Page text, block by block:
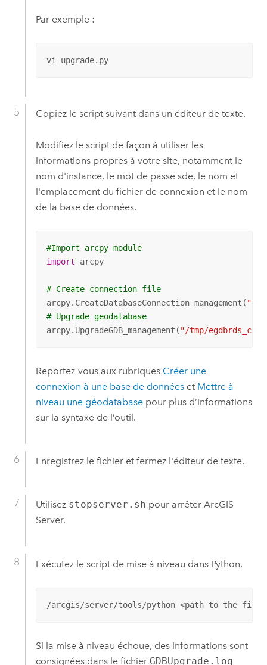
Par exemple :
vi upgrade.py
Copiez le script suivant dans un éditeur de texte.
Modifiez le script de façon à utiliser les
informations propres à votre site, notamment le
nom d'instance, le mot de passe sde, le nom et
l'emplacement du fichier de connexion et le nom
de la base de données.
#Import arcpy module
import arcpy
# Create connection file
arcpy.CreateDatabaseConnection_management( "/
# Upgrade geodatabase
arcpy.UpgradeGDB_management( "/tmp/
Reportez-vous aux rubriques Créer une
connexion à une base de donnéeset Mettre à
niveau une géodatabasepour plus d’informations
sur la syntaxe de l’outil.
Enregistrez le fichier et fermez l'éditeur de texte.
Utilisez stopserver.sh pour arrêter ArcGIS
Server.
Exécutez le script de mise à niveau dans Python.
/arcgis/server/tools/python <path to the file>/
Si la mise à niveau échoue, des informations sont
consignées dans le fichier GDBUpgrade.log